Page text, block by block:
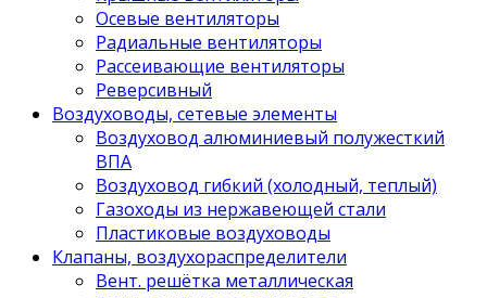
Осевые вентиляторы
Радиальные вентиляторы
Рассеивающие вентиляторы
Реверсивный
Воздуховоды, сетевые элементы
Воздуховод алюминиевый полужесткий
ВПА
Воздуховод гибкий (холодный, теплый)
Газоходы из нержавеющей стали
Пластиковые воздуховоды
Клапаны, воздухораспределители
Вент. решётка металлическая